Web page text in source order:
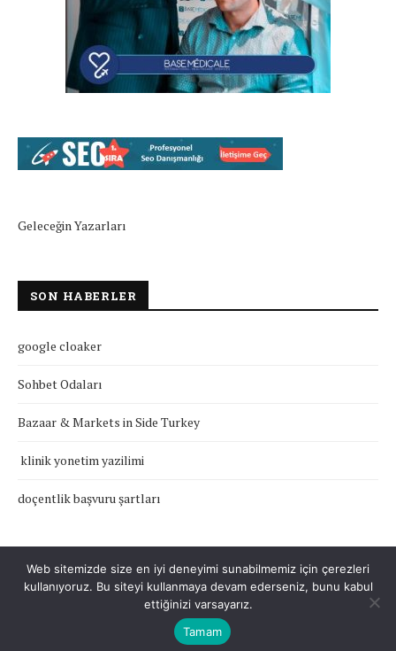
Geleceğin Yazarları
SON HABERLER
google cloaker
Sohbet Odaları
Bazaar & Markets in Side Turkey
klinik yonetim yazilimi
doçentlik başvuru şartları
Gizlilik Politikası Hakkımızda
Tüm Hakları Saklıdır © 2022
Web sitemizde size en iyi deneyimi sunabilmemiz için çerezleri
kullanıyoruz. Bu siteyi kullanmaya devam ederseniz, bunu kabul
ettiğinizi varsayarız.
Tamam